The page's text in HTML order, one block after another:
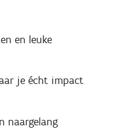
en leuke
je écht impact
naargelang